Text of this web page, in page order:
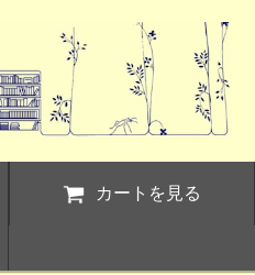
カートを見る